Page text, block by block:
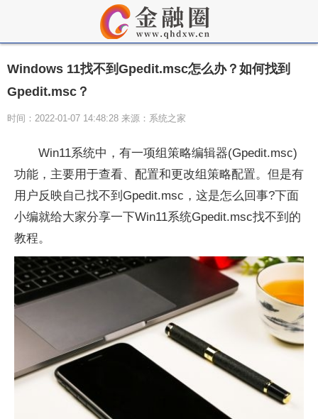
Windows 11找不到Gpedit.msc怎么办？如何找到
Gpedit.msc？
时间：2022-01-07 14:48:28 来源：系统之家
Win11系统中，有一项组策略编辑器(Gpedit.msc)
功能，主要用于查看、配置和更改组策略配置。但是有
用户反映自己找不到Gpedit.msc，这是怎么回事?下面
小编就给大家分享一下Win11系统Gpedit.msc找不到的
教程。